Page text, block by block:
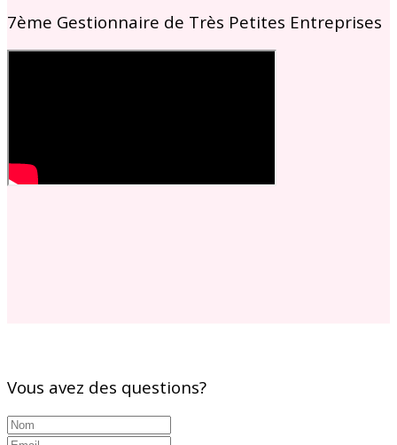
7ème Gestionnaire de Très Petites Entreprises
Vous avez des questions?